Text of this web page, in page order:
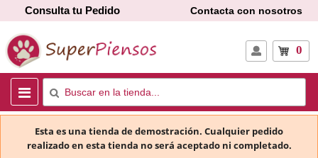
Consulta tu Pedido Contacta con nosotros
0
Esta es una tienda de demostración. Cualquier pedido
realizado en esta tienda no será aceptado ni completado.